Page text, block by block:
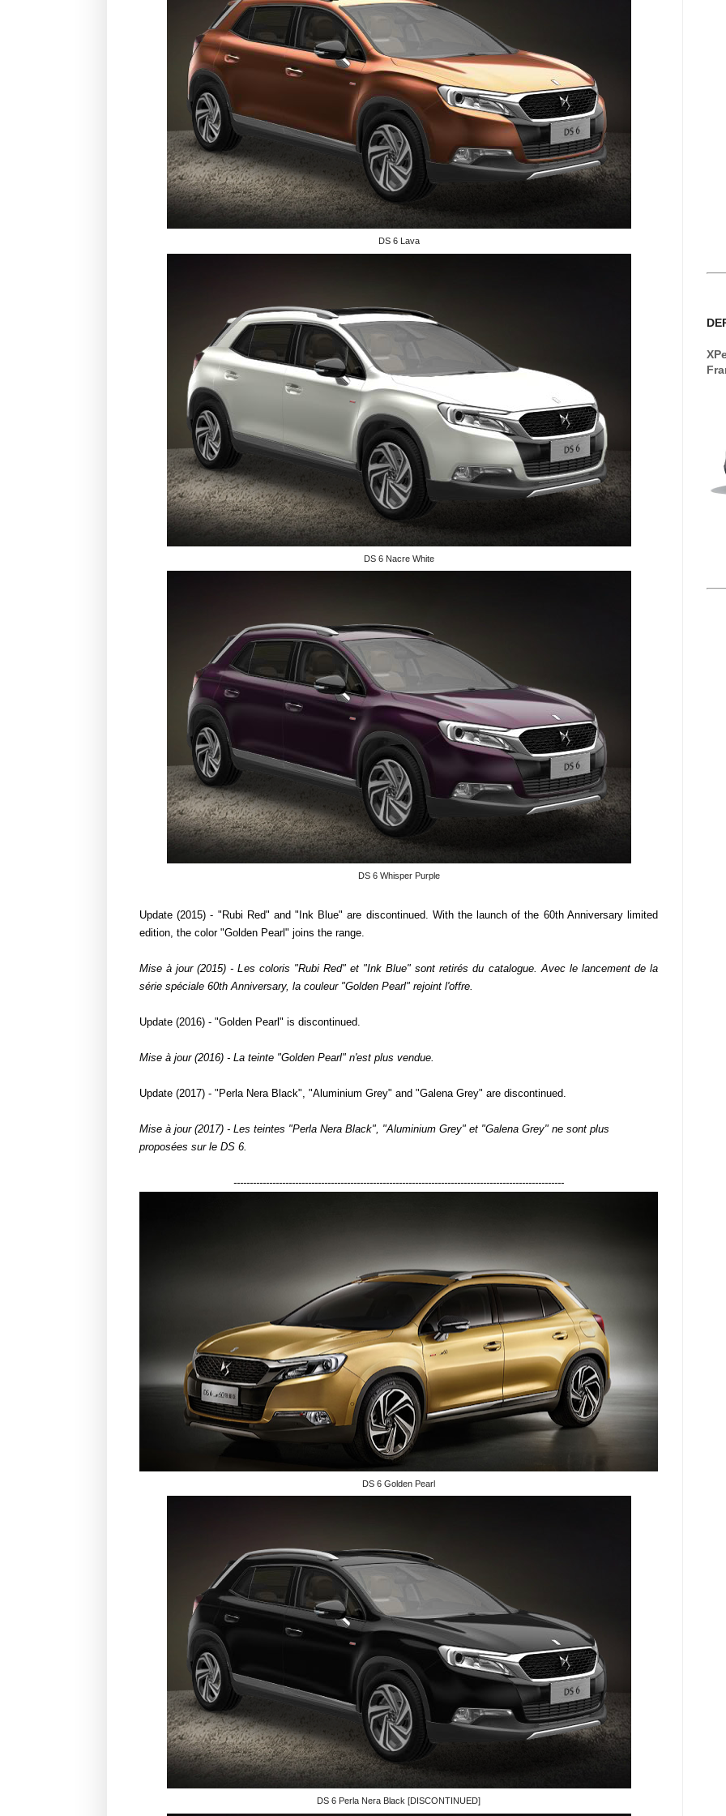
DS 6 Lava
DS 6 Nacre White
DS 6 Whisper Purple
Update (2015) - "Rubi Red" and "Ink Blue" are discontinued. With the launch of the 60th Anniversary limited
edition, the color "Golden Pearl" joins the range.
Mise à jour (2015) - Les coloris "Rubi Red" et "Ink Blue" sont retirés du catalogue. Avec le lancement de la
série spéciale 60th Anniversary, la couleur "Golden Pearl" rejoint l'offre.
Update (2016) - "Golden Pearl" is discontinued.
Mise à jour (2016) - La teinte "Golden Pearl" n'est plus vendue.
Update (2017) - "Perla Nera Black", "Aluminium Grey" and "Galena Grey" are discontinued.
Mise à jour (2017) - Les teintes "Perla Nera Black", "Aluminium Grey" et "Galena Grey" ne sont plus
proposées sur le DS 6.
------------------------------------------------------------------------------------------------------
DS 6 Golden Pearl
DS 6 Perla Nera Black [DISCONTINUED]